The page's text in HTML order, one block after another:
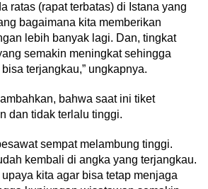
ratas (rapat terbatas) di Istana yang
bagaimana kita memberikan
lebih banyak lagi. Dan, tingkat
semakin meningkat sehingga
terjangkau,” ungkapnya.
bahwa saat ini tiket
dan tidak terlalu tinggi.
sempat melambung tinggi.
kembali di angka yang terjangkau.
kita agar bisa tetap menjaga